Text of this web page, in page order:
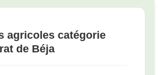
agricoles catégorie
de Béja